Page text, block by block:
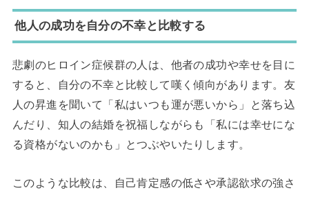
他人の成功を自分の不幸と比較する
悲劇のヒロイン症候群の人は、他者の成功や幸せを目に
すると、自分の不幸と比較して嘆く傾向があります。友
人の昇進を聞いて「私はいつも運が悪いから」と落ち込
んだり、知人の結婚を祝福しながらも「私には幸せにな
る資格がないのかも」とつぶやいたりします。
このような比較は、自己肯定感の低さや承認欲求の強さ